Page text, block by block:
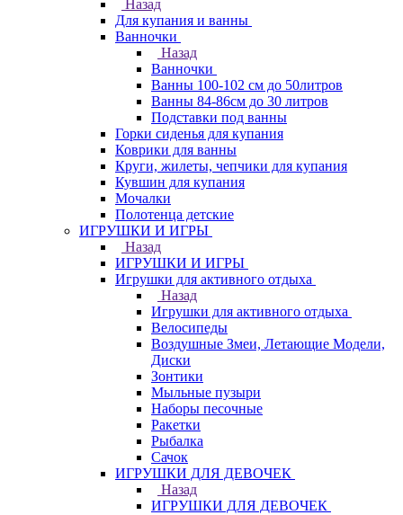
Назад
Для купания и ванны
Ванночки
Назад
Ванночки
Ванны 100-102 см до 50литров
Ванны 84-86см до 30 литров
Подставки под ванны
Горки сиденья для купания
Коврики для ванны
Круги, жилеты, чепчики для купания
Кувшин для купания
Мочалки
Полотенца детские
ИГРУШКИ И ИГРЫ
Назад
ИГРУШКИ И ИГРЫ
Игрушки для активного отдыха
Назад
Игрушки для активного отдыха
Велосипеды
Воздушные Змеи, Летающие Модели,
Диски
Зонтики
Мыльные пузыри
Наборы песочные
Ракетки
Рыбалка
Сачок
ИГРУШКИ ДЛЯ ДЕВОЧЕК
Назад
ИГРУШКИ ДЛЯ ДЕВОЧЕК